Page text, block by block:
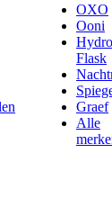
OXO
Ooni
Hydro
Flask
Graef
Alle